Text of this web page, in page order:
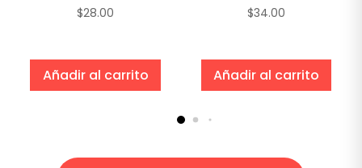
$28.00
Añadir al carrito
$34.00
Añadir al carrito